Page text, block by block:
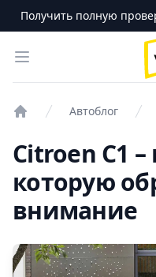
Получить полную
Open menu
Автоблог
Citroen C1
которую
внимание